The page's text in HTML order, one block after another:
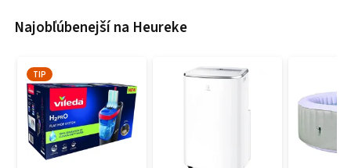
Najobľúbenejší na Heureke
TIP